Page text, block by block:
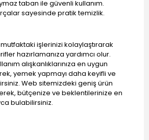
taban ile güvenli kullanım.
sayesinde pratik temizlik.
işlerinizi kolaylaştırarak
hazırlamanıza yardımcı olur.
alışkanlıklarınıza en uygun
yemek yapmayı daha keyifli ve
Web sitemizdeki geniş ürün
bütçenize ve beklentilerinize en
bulabilirsiniz.